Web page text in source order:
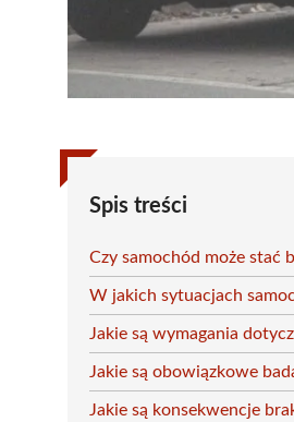
Spis treści
Czy samochód może stać
W jakich sytuacjach
Jakie są wymagania
Jakie są obowiązkowe
Jakie są konsekwencje